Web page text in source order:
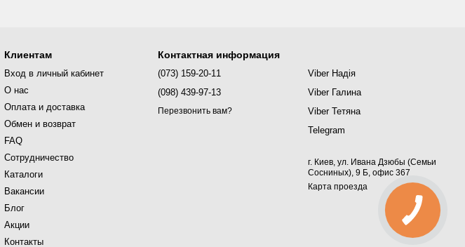
Клиентам
Вход в личный кабинет
О нас
Оплата и доставка
Обмен и возврат
FAQ
Сотрудничество
Каталоги
Вакансии
Блог
Акции
Контакты
Контактная информация
(073) 159-20-11
(098) 439-97-13
Перезвонить вам?
Viber Надія
Viber Галина
Viber Тетяна
Telegram
г. Киев, ул. Ивана Дзюбы (Семьи
Сосниных), 9 Б, офис 367
Карта проезда